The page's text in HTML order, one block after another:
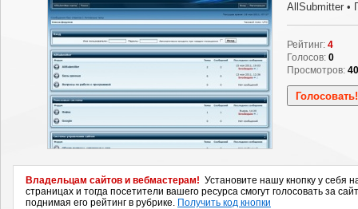
AllSubmitter •
Рейтинг: 4
Голосов: 0
Просмотров:
Владельцам сайтов и вебмастерам! Установите нашу кнопку у себя
страницах и тогда посетители вашего ресурса смогут голосовать за
поднимая его рейтинг в рубрике. Получить код кнопки